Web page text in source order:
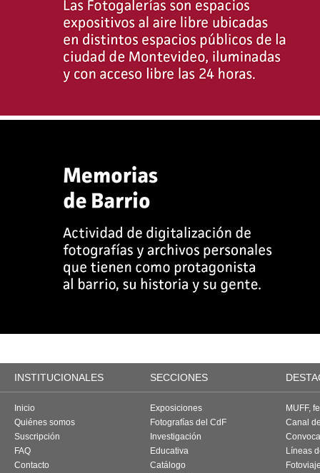
INSTITUCIONALES SECCIONES
Inicio
Quiénes somos
Suscripción
FAQ
Contacto
Exposiciones
Fotografías del CdF
Investigación
Educativa
Catálogo
MUFF,
Canal
Líneas